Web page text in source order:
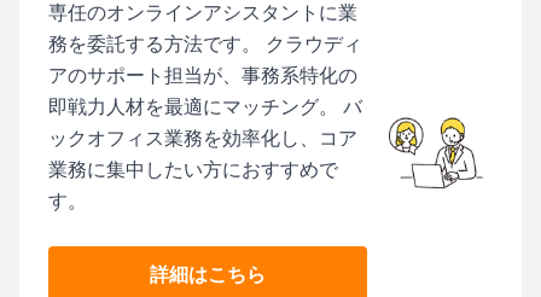
専任のオンラインアシスタントに業
務を委託する方法です。 クラウディ
アのサポート担当が、事務系特化の
即戦力人材を最適にマッチング。 バ
ックオフィス業務を効率化し、コア
業務に集中したい方におすすめで
す。
詳細はこちら